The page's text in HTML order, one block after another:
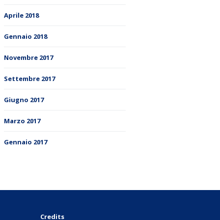
Aprile 2018
Gennaio 2018
Novembre 2017
Settembre 2017
Giugno 2017
Marzo 2017
Gennaio 2017
Credits